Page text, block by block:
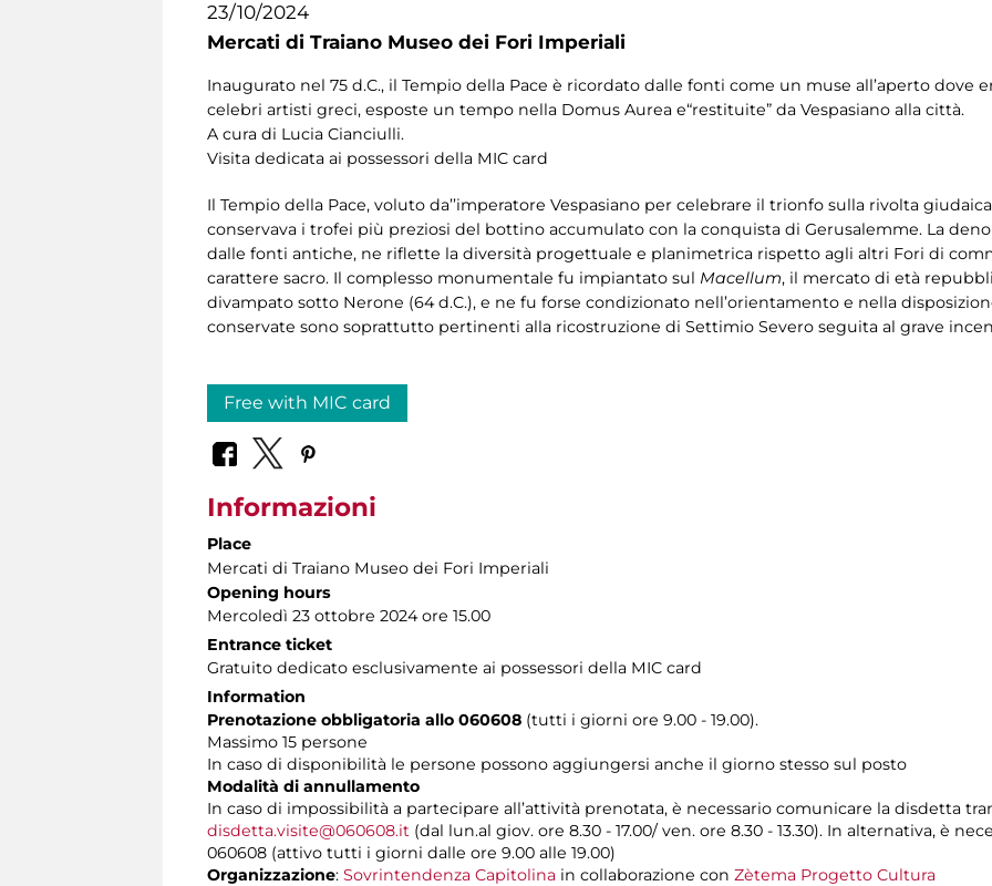
23/10/2024
Mercati di Traiano Museo dei Fori Imperiali
Inaugurato nel 75 d.C., il Tempio della Pace è ricordato dalle fonti come un muse all’aperto dove
celebri artisti greci, esposte un tempo nella Domus Aurea e“restituite” da Vespasiano alla città.
A cura di Lucia Cianciulli.
Visita dedicata ai possessori della MIC card
Il Tempio della Pace, voluto da’’imperatore Vespasiano per celebrare il trionfo sulla rivolta
conservava i trofei più preziosi del bottino accumulato con la conquista di Gerusalemme. La
dalle fonti antiche, ne riflette la diversità progettuale e planimetrica rispetto agli altri Fori di
carattere sacro. Il complesso monumentale fu impiantato sul Macellum, il mercato di età
divampato sotto Nerone (64 d.C.), e ne fu forse condizionato nell’orientamento e nella
conservate sono soprattutto pertinenti alla ricostruzione di Settimio Severo seguita al grave
Free with MIC card
Informazioni
Place
Mercati di Traiano Museo dei Fori Imperiali
Opening hours
Mercoledì 23 ottobre 2024 ore 15.00
Entrance ticket
Gratuito dedicato esclusivamente ai possessori della MIC card
Information
Prenotazione obbligatoria allo 060608 (tutti i giorni ore 9.00 - 19.00).
Massimo 15 persone
In caso di disponibilità le persone possono aggiungersi anche il giorno stesso sul posto
Modalità di annullamento
In caso di impossibilità a partecipare all’attività prenotata, è necessario comunicare la disdetta
disdetta.visite@060608.it (dal lun.al giov. ore 8.30 - 17.00/ ven. ore 8.30 - 13.30). In alternativa, è
060608 (attivo tutti i giorni dalle ore 9.00 alle 19.00)
Organizzazione: Sovrintendenza Capitolina in collaborazione con Zètema Progetto Cultura